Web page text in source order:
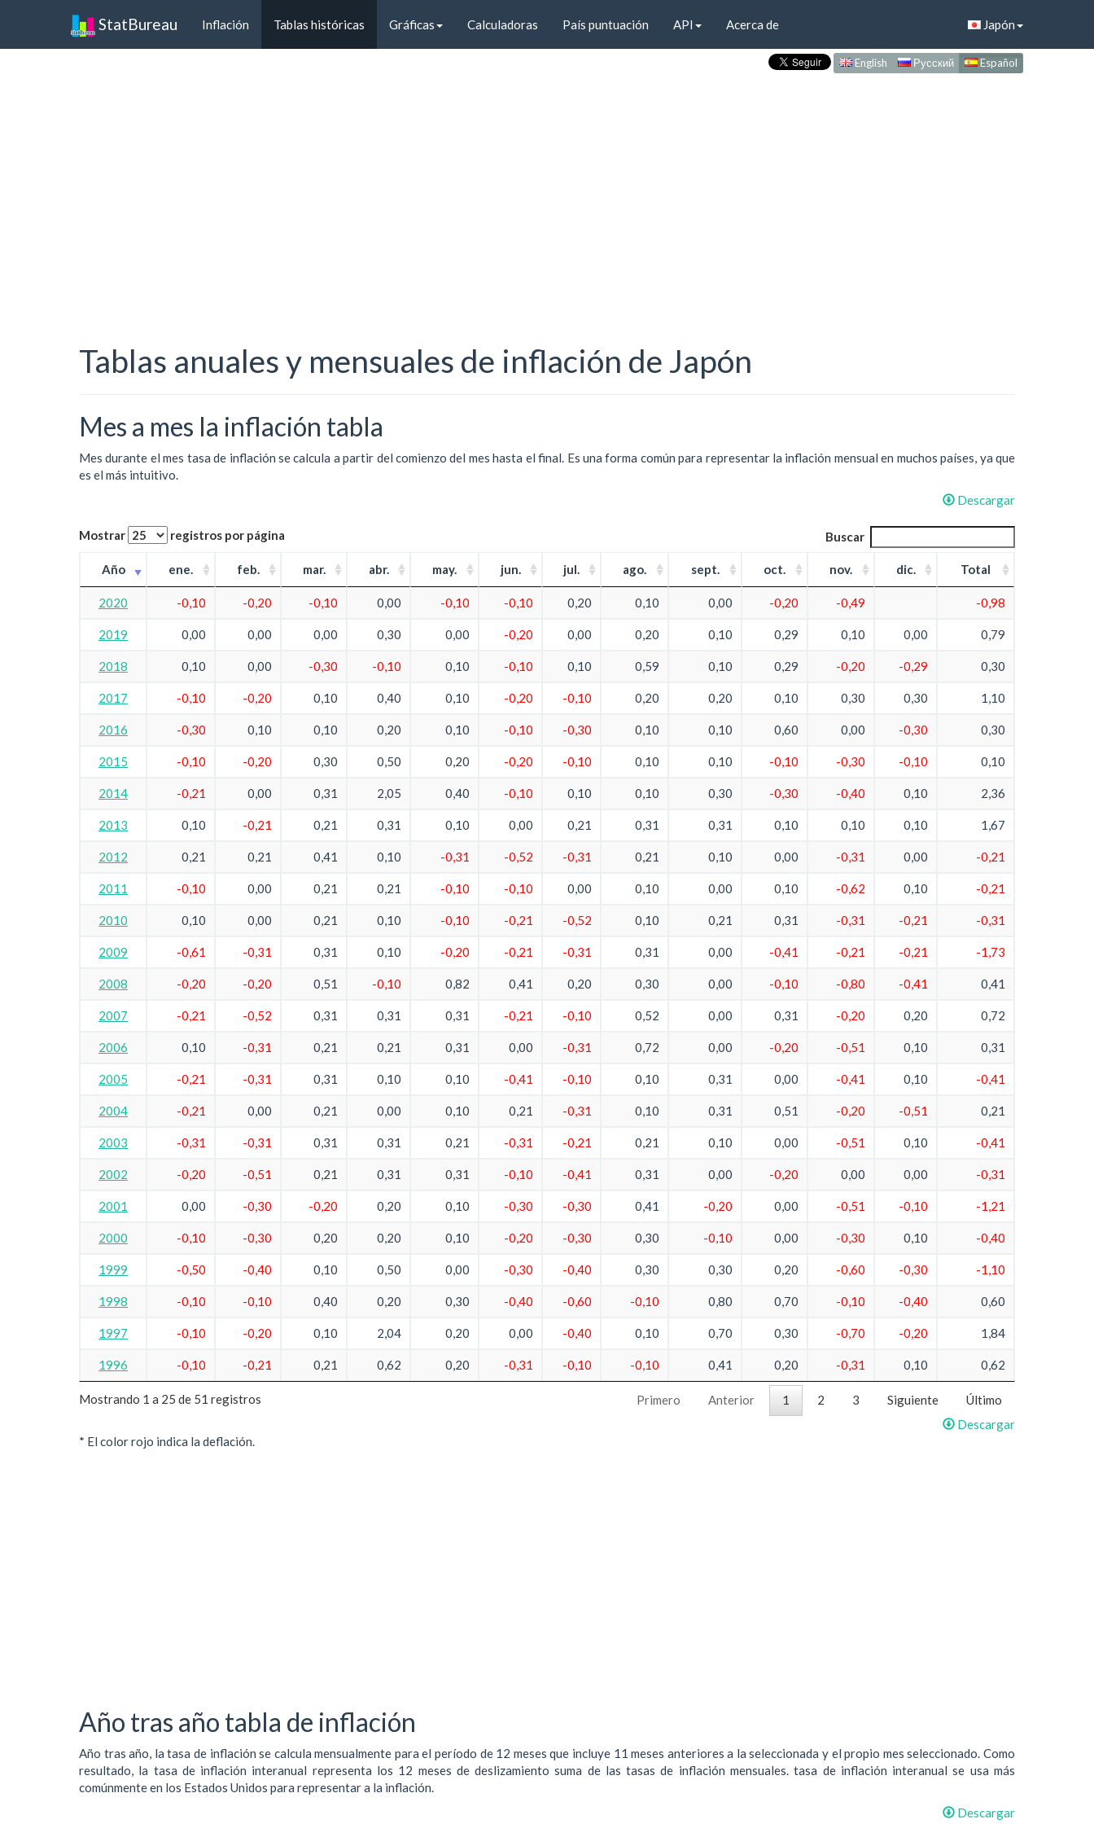
StatBureau Inflación Tablas históricas Gráficas Calculadoras País puntuación API Acerca de Japón
English Русский Español
Tablas anuales y mensuales de inflación de Japón
Mes a mes la inflación tabla
Mes durante el mes tasa de inflación se calcula a partir del comienzo del mes hasta el final. Es una forma común para representar la inflación mensual en muchos países, ya que
es el más intuitivo.
Descargar
Mostrar registros por página Buscar
Año ene. feb. mar. abr. may. jun. jul. ago. sept. oct. nov. dic. Total
2020 -0,10 -0,20 -0,10 0,00 -0,10 -0,10 0,20 0,10 0,00 -0,20 -0,49 -0,98
2019 0,00 0,00 0,00 0,30 0,00 -0,20 0,00 0,20 0,10 0,29 0,10 0,00 0,79
2018 0,10 0,00 -0,30 -0,10 0,10 -0,10 0,10 0,59 0,10 0,29 -0,20 -0,29 0,30
2017 -0,10 -0,20 0,10 0,40 0,10 -0,20 -0,10 0,20 0,20 0,10 0,30 0,30 1,10
2016 -0,30 0,10 0,10 0,20 0,10 -0,10 -0,30 0,10 0,10 0,60 0,00 -0,30 0,30
2015 -0,10 -0,20 0,30 0,50 0,20 -0,20 -0,10 0,10 0,10 -0,10 -0,30 -0,10 0,10
2014 -0,21 0,00 0,31 2,05 0,40 -0,10 0,10 0,10 0,30 -0,30 -0,40 0,10 2,36
2013 0,10 -0,21 0,21 0,31 0,10 0,00 0,21 0,31 0,31 0,10 0,10 0,10 1,67
2012 0,21 0,21 0,41 0,10 -0,31 -0,52 -0,31 0,21 0,10 0,00 -0,31 0,00 -0,21
2011 -0,10 0,00 0,21 0,21 -0,10 -0,10 0,00 0,10 0,00 0,10 -0,62 0,10 -0,21
2010 0,10 0,00 0,21 0,10 -0,10 -0,21 -0,52 0,10 0,21 0,31 -0,31 -0,21 -0,31
2009 -0,61 -0,31 0,31 0,10 -0,20 -0,21 -0,31 0,31 0,00 -0,41 -0,21 -0,21 -1,73
2008 -0,20 -0,20 0,51 -0,10 0,82 0,41 0,20 0,30 0,00 -0,10 -0,80 -0,41 0,41
2007 -0,21 -0,52 0,31 0,31 0,31 -0,21 -0,10 0,52 0,00 0,31 -0,20 0,20 0,72
2006 0,10 -0,31 0,21 0,21 0,31 0,00 -0,31 0,72 0,00 -0,20 -0,51 0,10 0,31
2005 -0,21 -0,31 0,31 0,10 0,10 -0,41 -0,10 0,10 0,31 0,00 -0,41 0,10 -0,41
2004 -0,21 0,00 0,21 0,00 0,10 0,21 -0,31 0,10 0,31 0,51 -0,20 -0,51 0,21
2003 -0,31 -0,31 0,31 0,31 0,21 -0,31 -0,21 0,21 0,10 0,00 -0,51 0,10 -0,41
2002 -0,20 -0,51 0,21 0,31 0,31 -0,10 -0,41 0,31 0,00 -0,20 0,00 0,00 -0,31
2001 0,00 -0,30 -0,20 0,20 0,10 -0,30 -0,30 0,41 -0,20 0,00 -0,51 -0,10 -1,21
2000 -0,10 -0,30 0,20 0,20 0,10 -0,20 -0,30 0,30 -0,10 0,00 -0,30 0,10 -0,40
1999 -0,50 -0,40 0,10 0,50 0,00 -0,30 -0,40 0,30 0,30 0,20 -0,60 -0,30 -1,10
1998 -0,10 -0,10 0,40 0,20 0,30 -0,40 -0,60 -0,10 0,80 0,70 -0,10 -0,40 0,60
1997 -0,10 -0,20 0,10 2,04 0,20 0,00 -0,40 0,10 0,70 0,30 -0,70 -0,20 1,84
1996 -0,10 -0,21 0,21 0,62 0,20 -0,31 -0,10 -0,10 0,41 0,20 -0,31 0,10 0,62
Mostrando 1 a 25 de 51 registros Primero Anterior 1 2 3 Siguiente
Último
Descargar
* El color rojo indica la deflación.
Año tras año tabla de inflación
Año tras año, la tasa de inflación se calcula mensualmente para el período de 12 meses que incluye 11 meses anteriores a la seleccionada y el propio mes seleccionado. Como
resultado, la tasa de inflación interanual representa los 12 meses de deslizamiento suma de las tasas de inflación mensuales. tasa de inflación interanual se usa más
comúnmente en los Estados Unidos para representar a la inflación.
Descargar